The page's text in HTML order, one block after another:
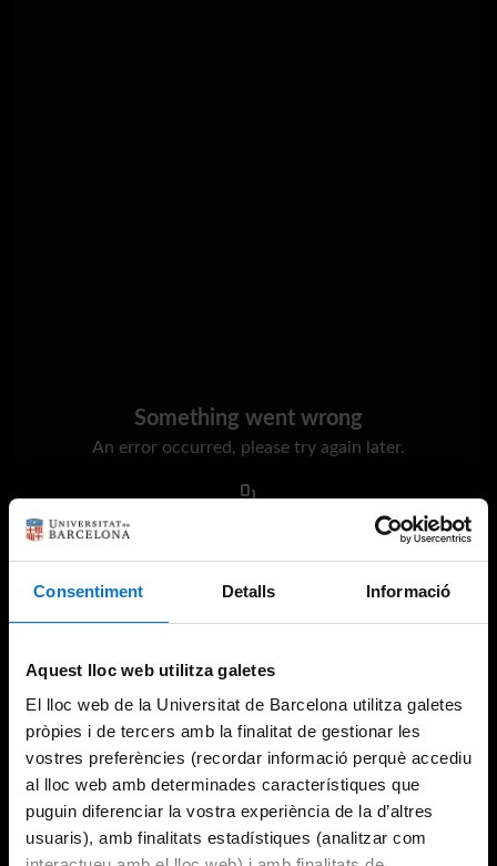
Consentiment Detalls Informació
Aquest lloc web utilitza galetes
El lloc web de la Universitat de Barcelona utilitza galetes
pròpies i de tercers amb la finalitat de gestionar les
vostres preferències (recordar informació perquè accediu
al lloc web amb determinades característiques que
puguin diferenciar la vostra experiència de la d’altres
usuaris), amb finalitats estadístiques (analitzar com
Something went wrong
An error occurred, please try again later.